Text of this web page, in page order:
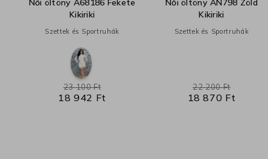
Kikiriki
Szettek és Sportruhák
18 942 Ft
23 100 Ft
Kikiriki
Szettek és Sportruhák
18 870 Ft
22 200 Ft